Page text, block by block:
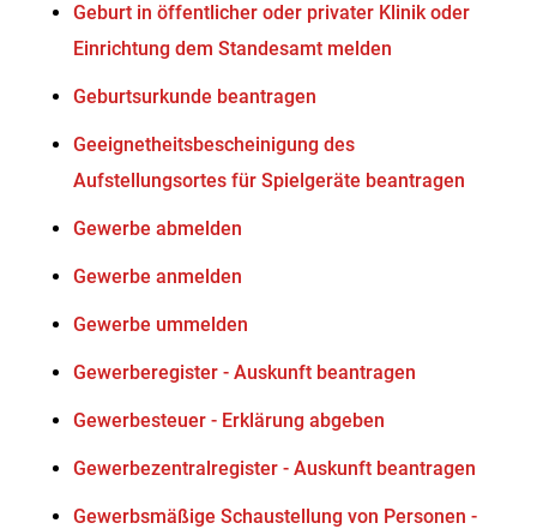
Geburt in öffentlicher oder privater Klinik oder
Einrichtung dem Standesamt melden
Geburtsurkunde beantragen
Geeignetheitsbescheinigung des
Aufstellungsortes für Spielgeräte beantragen
Gewerbe abmelden
Gewerbe anmelden
Gewerbe ummelden
Gewerberegister - Auskunft beantragen
Gewerbesteuer - Erklärung abgeben
Gewerbezentralregister - Auskunft beantragen
Gewerbsmäßige Schaustellung von Personen -